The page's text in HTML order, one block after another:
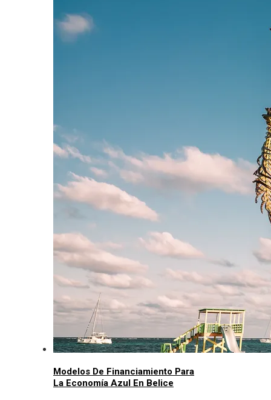
Modelos De Financiamiento Para
La Economía Azul En Belice